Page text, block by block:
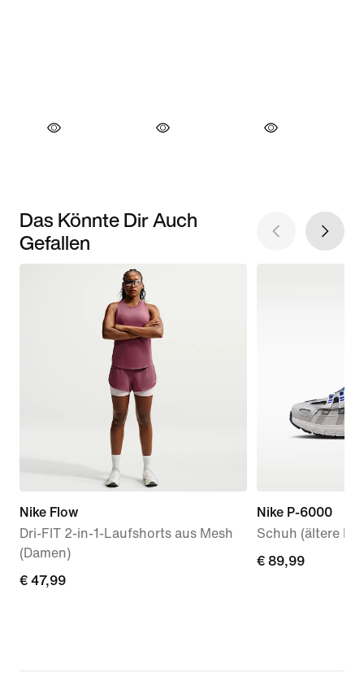
Das Könnte Dir Auch
Gefallen
Nike Flow
Dri-FIT 2-in-1-Laufshorts aus Mesh
(Damen)
€ 47,99
€ 47,99
Nike P-6000
Schuh (ältere
€ 89,99
€ 89,99